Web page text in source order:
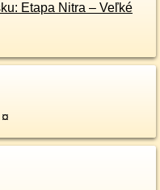
Etapa Nitra – Veľké
¤